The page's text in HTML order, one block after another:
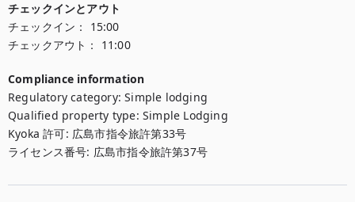
チェックインとアウト
チェックイン：
15:00
チェックアウト：
11:00
Compliance information
Regulatory category:Simple lodging
Qualified property type:Simple Lodging
Kyoka 許可: 広島市指令旅許第33号
ライセンス番号: 広島市指令旅許第37号